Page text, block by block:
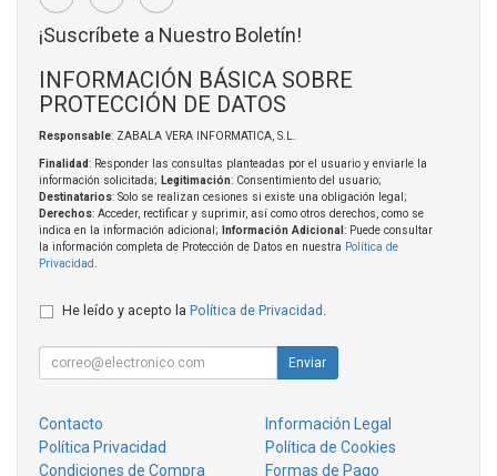
¡Suscríbete a Nuestro Boletín!
INFORMACIÓN BÁSICA SOBRE
PROTECCIÓN DE DATOS
Responsable: ZABALA VERA INFORMATICA, S.L.
Finalidad: Responder las consultas planteadas por el usuario y enviarle la
información solicitada; Legitimación: Consentimiento del usuario;
Destinatarios: Solo se realizan cesiones si existe una obligación legal;
Derechos: Acceder, rectificar y suprimir, así como otros derechos, como se
indica en la información adicional;
Información Adicional : Puede consultar
la información completa de Protección de Datos en nuestra Política de
Privacidad
He leído y acepto la Política de Privacidad
Enviar
Contacto
Información Legal
Política Privacidad
Política de Cookies
Condiciones de Compra
Formas de Pago